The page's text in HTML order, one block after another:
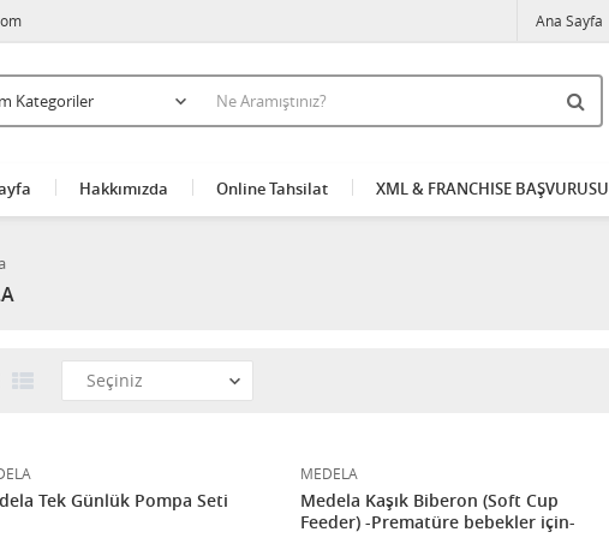
Ana Sayfa
Hakkımızda Online Tahsilat XML & FRANCHISE BAŞVURUSU
Tek Günlük Pompa Seti
MEDELA
Medela Kaşık Biberon (Soft Cup
Feeder) -Prematüre bebekler için-